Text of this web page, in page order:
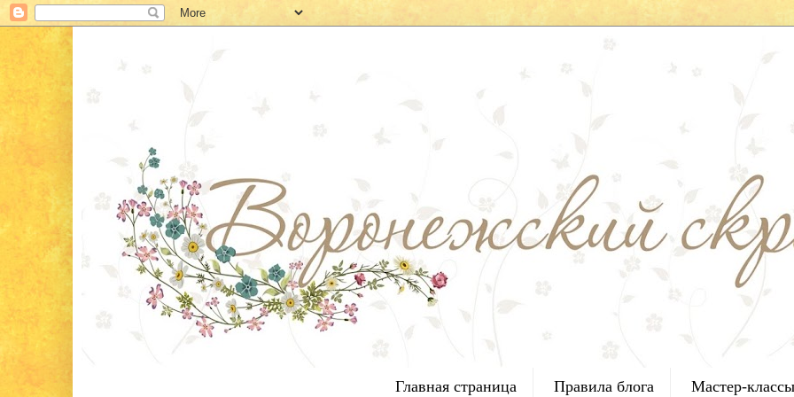
Главная страница Правила блога Мастер-классы